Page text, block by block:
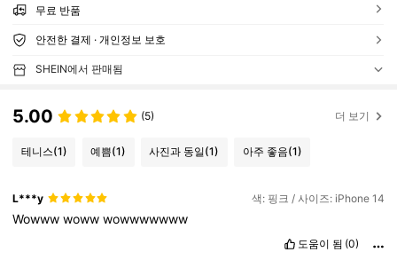
무료 반품
안전한 결제 · 개인정보 보호
SHEIN에서 판매됨
5.00 (5) 더 보기
테니스(1) 예쁨(1) 사진과 동일(1) 아주 좋음(1)
L***y 색: 핑크 / 사이즈: iPhone 14
Wowwwwowwwowwwwwww
도움이 됨 (0)